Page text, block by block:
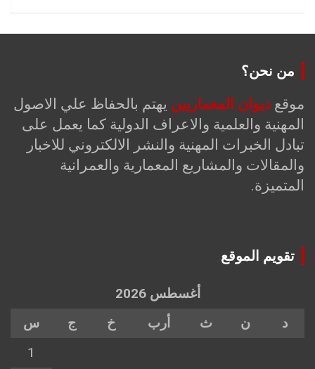
من نحن؟
موقع ديوان المعماريين يهتم بالحفاظ علي الاصول
المهنية والعلمية والاعراف الدولية كما يعمل على
تبادل الخبرات المهنية والنشر الالكتروني للاخبار
والمقالات والمشاريع المعمارية والعمرانية
المتميزة.
تقويم الموقع
أغسطس 2026
د
ن ث أرب خ ج
س
1